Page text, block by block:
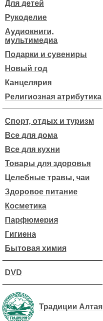
Для детей
Рукоделие
Аудиокниги,
мультимедиа
Подарки и сувениры
Новый год
Канцелярия
Религиозная атрибутика
Спорт, отдых и туризм
Все для дома
Все для кухни
Товары для здоровья
Целебные травы, чаи
Здоровое питание
Косметика
Парфюмерия
Гигиена
Бытовая химия
DVD
Традиции Алтая